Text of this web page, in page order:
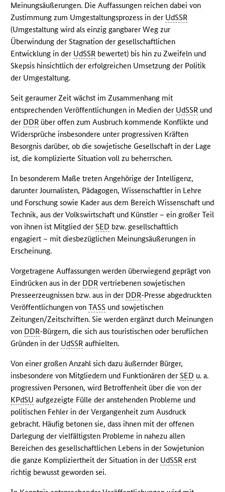
Meinungsäußerungen. Die Auffassungen reichen dabei von
Zustimmung zum Umgestaltungsprozess in der UdSSR
(Umgestaltung wird als einzig gangbarer Weg zur
Überwindung der Stagnation der gesellschaftlichen
Entwicklung in der UdSSR bewertet) bis hin zu Zweifeln und
Skepsis hinsichtlich der erfolgreichen Umsetzung der Politik
der Umgestaltung.
Seit geraumer Zeit wächst im Zusammenhang mit
entsprechenden Veröffentlichungen in Medien der UdSSR und
der DDR über offen zum Ausbruch kommende Konflikte und
Widersprüche insbesondere unter progressiven Kräften
Besorgnis darüber, ob die sowjetische Gesellschaft in der Lage
ist, die komplizierte Situation voll zu beherrschen.
In besonderem Maße treten Angehörige der Intelligenz,
darunter Journalisten, Pädagogen, Wissenschaftler in Lehre
und Forschung sowie Kader aus dem Bereich Wissenschaft und
Technik, aus der Volkswirtschaft und Künstler – ein großer Teil
von ihnen ist Mitglied derSED bzw. gesellschaftlich
engagiert – mit diesbezüglichen Meinungsäußerungen in
Erscheinung.
Vorgetragene Auffassungen werden überwiegend geprägt von
Eindrücken aus in der DDR vertriebenen sowjetischen
Presseerzeugnissen bzw. aus in der DDR-Presse abgedruckten
Veröffentlichungen vonTASS und sowjetischen
Zeitungen/Zeitschriften. Sie werden ergänzt durch Meinungen
von DDR-Bürgern, die sich aus touristischen oder beruflichen
Gründen in der UdSSR aufhielten.
Von einer großen Anzahl sich dazu äußernder Bürger,
insbesondere von Mitgliedern und Funktionären derSED u. a.
progressiven Personen, wird Betroffenheit über die von der
KPdSU aufgezeigte Fülle der anstehenden Probleme und
politischen Fehler in der Vergangenheit zum Ausdruck
gebracht. Häufig betonen sie, dass ihnen mit der offenen
Darlegung der vielfältigsten Probleme in nahezu allen
Bereichen des gesellschaftlichen Lebens in der Sowjetunion
die ganze Kompliziertheit der Situation in der UdSSR erst
richtig bewusst geworden sei.